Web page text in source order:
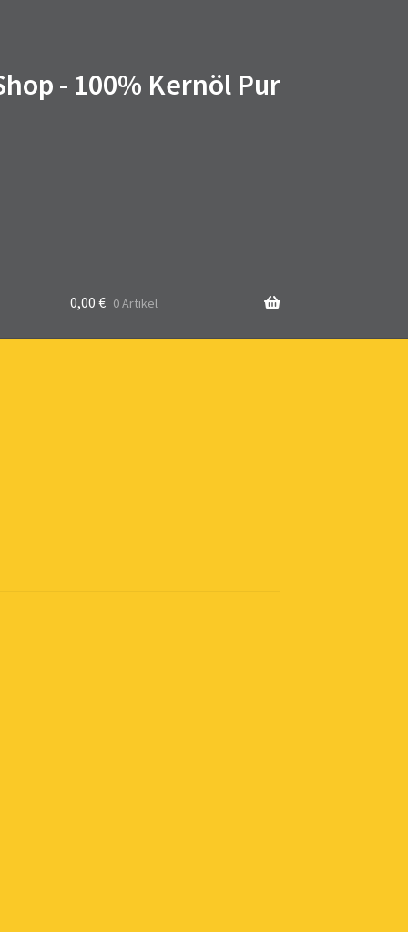
- 100% Kernöl Pur
0,00 € 0 Artikel